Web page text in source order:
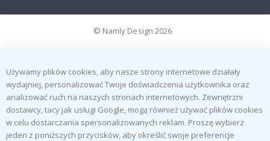
© Namly Design 2026
Używamy plików cookies, aby nasze strony internetowe działały
wydajniej, personalizować Twoje doświadczenia użytkownika oraz
analizować ruch na naszych stronach internetowych. Zewnętrzni
dostawcy, tacy jak usługi Google, mogą również używać plików cookies
w celu dostarczania spersonalizowanych reklam. Proszę wybierz
jeden z poniższych przycisków, aby określić swoje preferencje